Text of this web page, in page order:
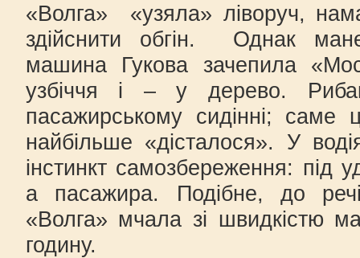
«Волга» «узяла» ліворуч,
здійснити обгін. Однак
машина Гукова зачепила
узбіччя і – у дерево.
пасажирському сидінні; саме
найбільше «дісталося». У
інстинкт самозбереження: під
а пасажира. Подібне, до
«Волга» мчала зі швидкістю
годину.